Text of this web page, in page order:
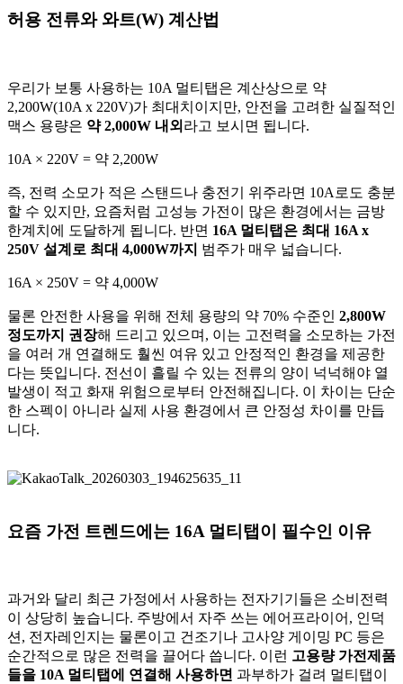
허용 전류와 와트(W) 계산법
우리가 보통 사용하는 10A 멀티탭은 계산상으로 약
2,200W(10A x 220V)가 최대치이지만, 안전을 고려한 실질적인
맥스 용량은 약 2,000W 내외 라고 보시면 됩니다.
10A × 220V = 약 2,200W
즉, 전력 소모가 적은 스탠드나 충전기 위주라면 10A로도 충분
할 수 있지만, 요즘처럼 고성능 가전이 많은 환경에서는 금방
한계치에 도달하게 됩니다. 반면 16A 멀티탭은 최대 16A x
250V 설계로 최대 4,000W까지 범주가 매우 넓습니다.
16A × 250V = 약 4,000W
물론 안전한 사용을 위해 전체 용량의 약 70% 수준인 2,800W
정도까지 권장해 드리고 있으며, 이는 고전력을 소모하는 가전
을 여러 개 연결해도 훨씬 여유 있고 안정적인 환경을 제공한
다는 뜻입니다. 전선이 흘릴 수 있는 전류의 양이 넉넉해야 열
발생이 적고 화재 위험으로부터 안전해집니다. 이 차이는 단순
한 스펙이 아니라 실제 사용 환경에서 큰 안정성 차이를 만듭
니다.
요즘 가전 트렌드에는 16A 멀티탭이 필수인 이유
과거와 달리 최근 가정에서 사용하는 전자기기들은 소비전력
이 상당히 높습니다. 주방에서 자주 쓰는 에어프라이어, 인덕
션, 전자레인지는 물론이고 건조기나 고사양 게이밍 PC 등은
순간적으로 많은 전력을 끌어다 씁니다. 이런 고용량 가전제품
들을 10A 멀티탭에 연결해 사용하면 과부하가 걸려 멀티탭이